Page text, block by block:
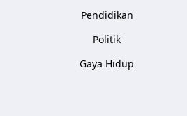
Pendidikan
Politik
Gaya Hidup